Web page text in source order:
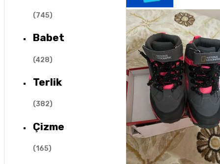
(745)
Babet
(428)
Terlik
(382)
Çizme
(165)